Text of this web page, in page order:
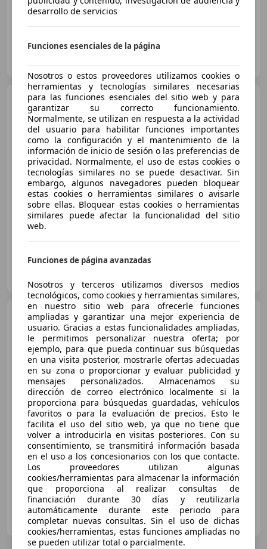
INTEGRAL MOTION FERROL
Volkswagen Passat
Variant 2.0TDI HighlineBMT DSG
€ 8.490
Súperoferta
07/2014 200.000 km Diésel
103 kW (140 CV)
YES WE CAR LEIOA, SL
Volkswagen Passat
2.0TDI EVO Executive DSG7
110kW
€ 13.899
Súperoferta
12/2020 176.500 km Diésel
110 kW (150 CV)
ARM Signature Premium Cars S.L.
ES-41710 UTRERA
desarrollo de servicios
Funciones esenciales de la página
Nosotros o estos proveedores utilizamos cookies o
herramientas y tecnologías similares necesarias
para las funciones esenciales del sitio web y para
garantizar su correcto funcionamiento.
Normalmente, se utilizan en respuesta a la actividad
del usuario para habilitar funciones importantes
como la configuración y el mantenimiento de la
información de inicio de sesión o las preferencias de
privacidad. Normalmente, el uso de estas cookies o
tecnologías similares no se puede desactivar. Sin
embargo, algunos navegadores pueden bloquear
estas cookies o herramientas similares o avisarle
sobre ellas. Bloquear estas cookies o herramientas
similares puede afectar la funcionalidad del sitio
web.
Funciones de página avanzadas
Nosotros y terceros utilizamos diversos medios
tecnológicos, como cookies y herramientas similares,
en nuestro sitio web para ofrecerle funciones
ampliadas y garantizar una mejor experiencia de
usuario. Gracias a estas funcionalidades ampliadas,
le permitimos personalizar nuestra oferta; por
ejemplo, para que pueda continuar sus búsquedas
en una visita posterior, mostrarle ofertas adecuadas
en su zona o proporcionar y evaluar publicidad y
mensajes personalizados. Almacenamos su
dirección de correo electrónico localmente si la
proporciona para búsquedas guardadas, vehículos
favoritos o para la evaluación de precios. Esto le
facilita el uso del sitio web, ya que no tiene que
volver a introducirla en visitas posteriores. Con su
consentimiento, se transmitirá información basada
en el uso a los concesionarios con los que contacte.
Los proveedores utilizan algunas
cookies/herramientas para almacenar la información
que proporciona al realizar consultas de
financiación durante 30 días y reutilizarla
automáticamente durante este periodo para
completar nuevas consultas. Sin el uso de dichas
cookies/herramientas, estas funciones ampliadas no
se pueden utilizar total o parcialmente.